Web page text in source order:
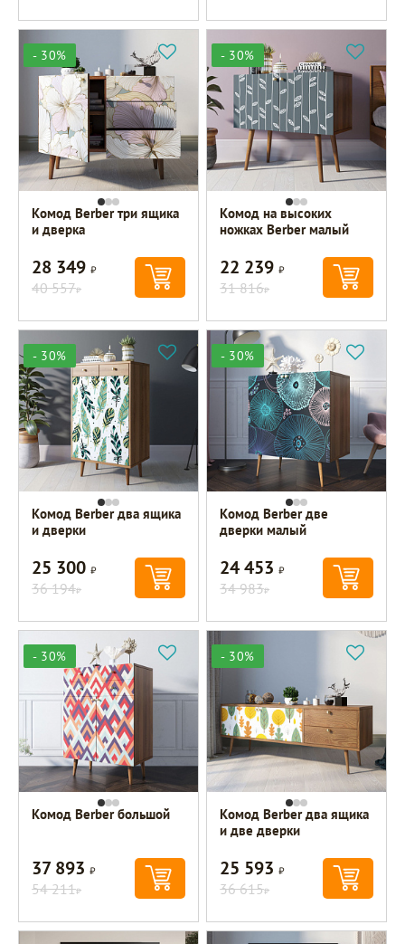
- 30%
Комод Berber три ящика
и дверка
28 349Р
40 557Р
- 30%
Комод на высоких
ножках Berber малый
22 239Р
31 816Р
- 30%
Комод Berber два ящика
и дверки
25 300Р
36 194Р
- 30%
Комод Berber две
дверки малый
24 453Р
34 983Р
- 30%
Комод Berber большой
37 893Р
54 211Р
- 30%
Комод Berber два ящика
и две дверки
25 593Р
36 615Р